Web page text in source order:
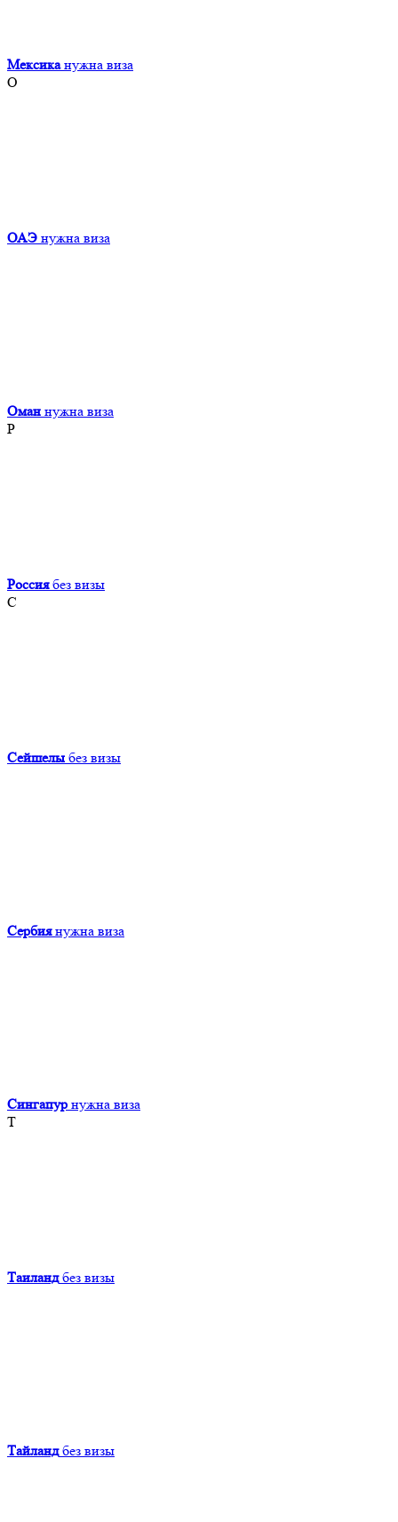
Мексика нужна виза
О
ОАЭ нужна виза
Оман нужна виза
Р
Россия без визы
С
Сейшелы без визы
Сербия нужна виза
Сингапур нужна виза
Т
Таиланд без визы
Тайланд без визы